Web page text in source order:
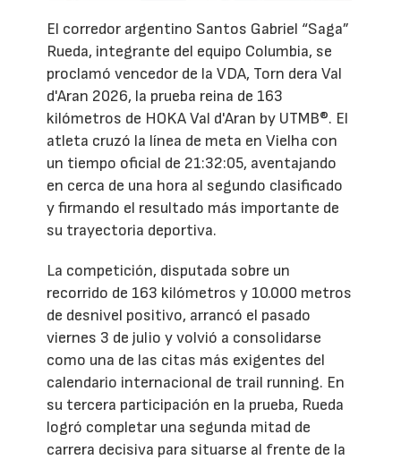
El corredor argentino Santos Gabriel “Saga”
Rueda, integrante del equipo Columbia, se
proclamó vencedor de la VDA, Torn dera Val
d'Aran 2026, la prueba reina de 163
kilómetros de HOKA Val d'Aran by UTMB®. El
atleta cruzó la línea de meta en Vielha con
un tiempo oficial de 21:32:05, aventajando
en cerca de una hora al segundo clasificado
y firmando el resultado más importante de
su trayectoria deportiva.
La competición, disputada sobre un
recorrido de 163 kilómetros y 10.000 metros
de desnivel positivo, arrancó el pasado
viernes 3 de julio y volvió a consolidarse
como una de las citas más exigentes del
calendario internacional de trail running. En
su tercera participación en la prueba, Rueda
logró completar una segunda mitad de
carrera decisiva para situarse al frente de la